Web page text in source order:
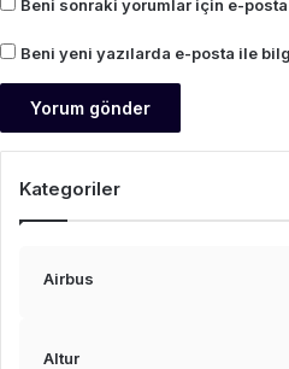
Beni sonraki yorumlar için e-
Beni yeni yazılarda e-posta ile
Kategoriler
Airbus
Altur